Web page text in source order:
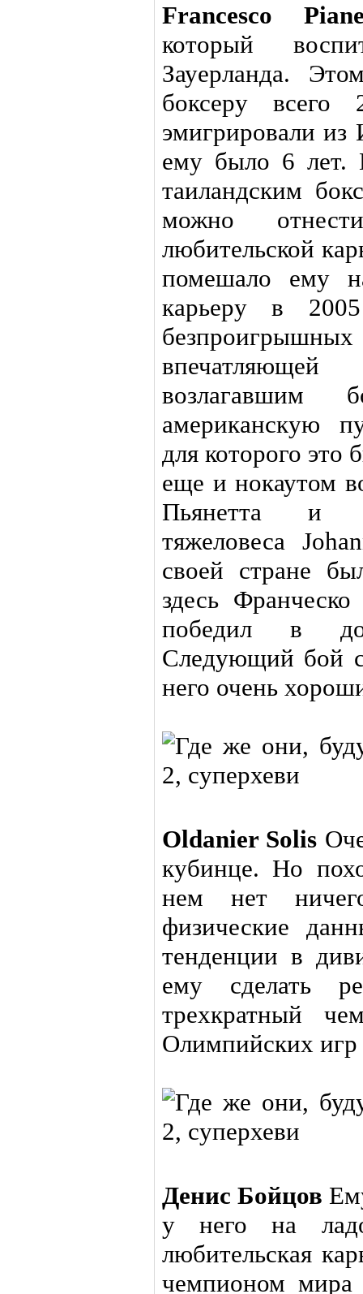
Francesco
который
Зауерланда.
боксеру всего
эмигрировали из
ему было 6 лет.
таиландским
можно
любительской
помешало ему
карьеру в
возлагавшим
американскую
для которого это
еще и нокаутом
Пьянетта и
тяжеловеса
своей стране
здесь
победил в
Следующий бой
него очень
Oldanier Solis
кубинце. Но
нем нет
физические
тенденции в
ему сделать
трехкратный
Олимпийских игр
Денис Бойцов
у него на
любительская
чемпионом мира